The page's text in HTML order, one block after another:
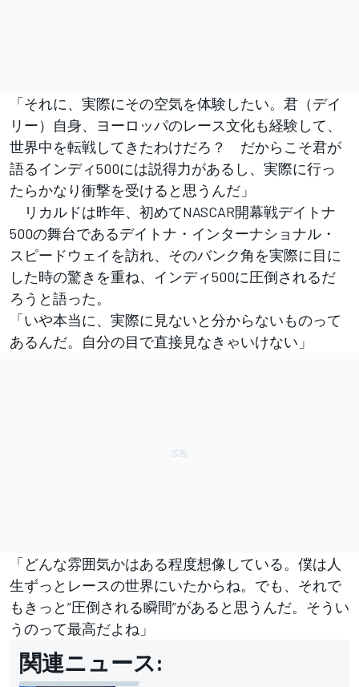
「それに、実際にその空気を体験したい。君（デイ
リー）自身、ヨーロッパのレース文化も経験して、
世界中を転戦してきたわけだろ？ だからこそ君が
語るインディ500には説得力があるし、実際に行っ
たらかなり衝撃を受けると思うんだ」
リカルドは昨年、初めてNASCAR開幕戦デイトナ
500の舞台であるデイトナ・インターナショナル・
スピードウェイを訪れ、そのバンク角を実際に目に
した時の驚きを重ね、インディ500に圧倒されるだ
ろうと語った。
「いや本当に、実際に見ないと分からないものって
あるんだ。自分の目で直接見なきゃいけない」
「どんな雰囲気かはある程度想像している。僕は人
生ずっとレースの世界にいたからね。でも、それで
もきっと”圧倒される瞬間”があると思うんだ。そうい
うのって最高だよね」
関連ニュース: